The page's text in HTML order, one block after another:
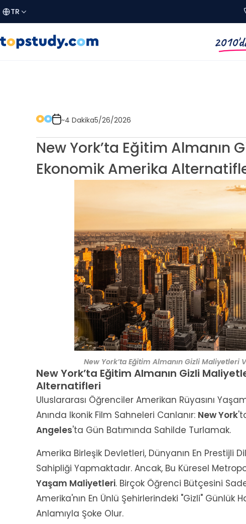
TR
~4 Dakika5/26/2026
New York’ta Eğitim Almanın
Ekonomik Amerika
New York’ta Eğitim Almanın Gizli
New York’ta Eğitim Almanın Gizli
Alternatifleri
Uluslararası Öğrenciler Amerikan Rüyasını
Anında Ikonik Film Sahneleri Canlanır: New York
Angeles'ta Gün Batımında Sahilde Turlamak.
Amerika Birleşik Devletleri, Dünyanın En Prestijli
Sahipliği Yapmaktadır. Ancak, Bu Küresel
Yaşam Maliyetleri. Birçok Öğrenci Bütçesini
Amerika'nın En Ünlü Şehirlerindeki "gizli" Günlük
Anlamıyla Şoke Olur.